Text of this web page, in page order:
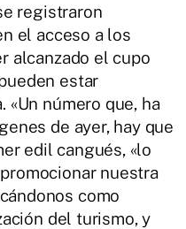
registraron
el acceso a los
alcanzado el cupo
estar
número que, ha
de ayer, hay que
edil cangués, «lo
nuestra
como
del turismo, y